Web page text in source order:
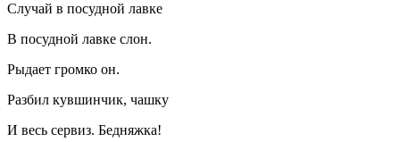
Случай в посудной лавке
В посудной лавке слон.
Рыдает громко он.
Разбил кувшинчик, чашку
И весь сервиз. Бедняжка!